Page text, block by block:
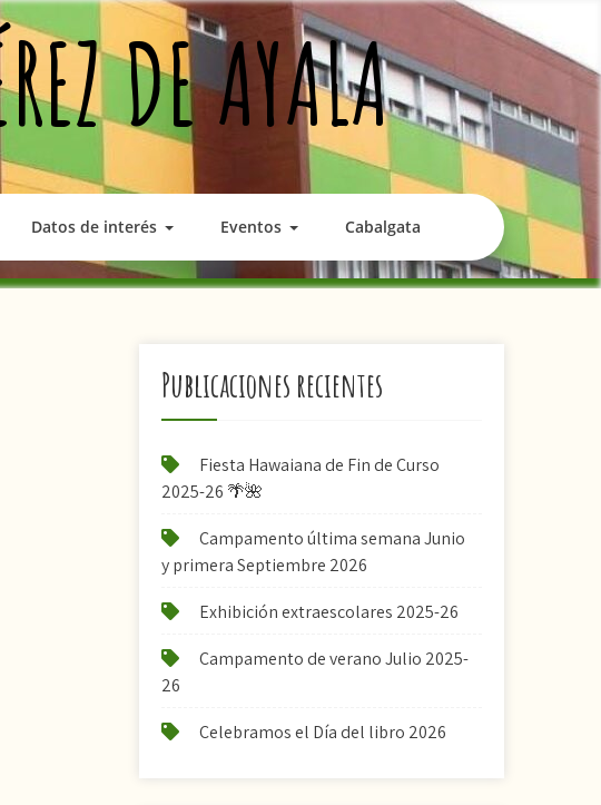
DE AYALA
Datos de interés Eventos Cabalgata
Publicaciones recientes
Fiesta Hawaiana de Fin de Curso
2025-26 🌴🌺
Campamento última semana Junio
y primera Septiembre 2026
Exhibición extraescolares 2025-26
Campamento de verano Julio 2025-
26
Celebramos el Día del libro 2026